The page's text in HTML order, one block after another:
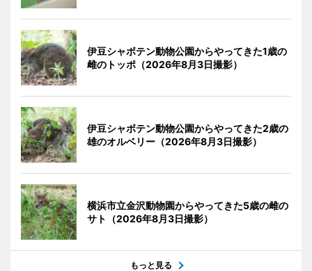
伊豆シャボテン動物公園からやってきた1歳の
雌のトッポ（2026年8月3日撮影）
伊豆シャボテン動物公園からやってきた2歳の
雄のオルベリー（2026年8月3日撮影）
横浜市立金沢動物園からやってきた5歳の雌の
サト（2026年8月3日撮影）
もっと見る